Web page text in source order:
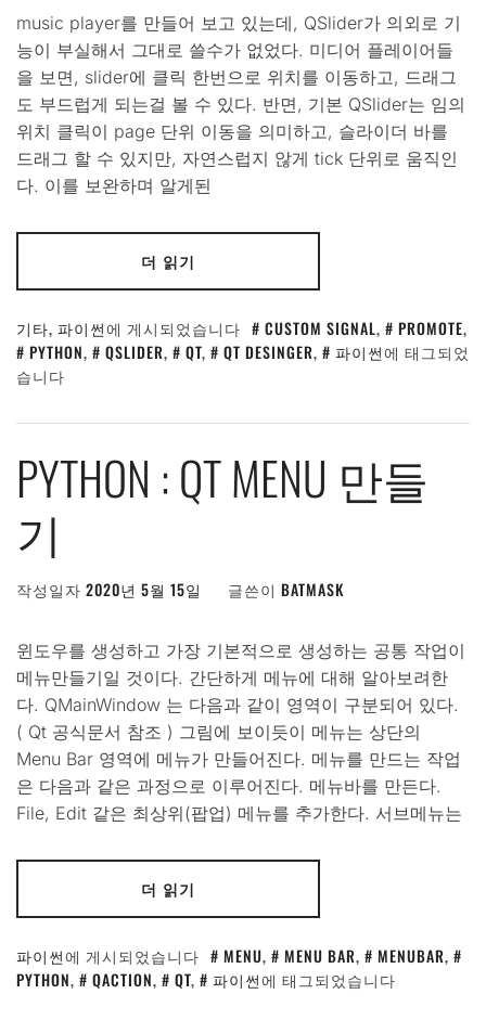
music player를 만들어 보고 있는데, QSlider가 의외로 기
능이 부실해서 그대로 쓸수가 없었다. 미디어 플레이어들
을 보면, slider에 클릭 한번으로 위치를 이동하고, 드래그
도 부드럽게 되는걸 볼 수 있다. 반면, 기본 QSlider는 임의
위치 클릭이 page 단위 이동을 의미하고, 슬라이더 바를
드래그 할 수 있지만, 자연스럽지 않게 tick 단위로 움직인
다. 이를 보완하며 알게된
더 읽기
기타, 파이썬에 게시되었습니다 CUSTOM SIGNAL, PROMOTE,
PYTHON, QSLIDER, QT, QT DESINGER, 파이썬에 태그되었
습니다
PYTHON : QT MENU 만들
기
작성일자 2020년 5월 15일 글쓴이 BATMASK
윈도우를 생성하고 가장 기본적으로 생성하는 공통 작업이
메뉴만들기일 것이다. 간단하게 메뉴에 대해 알아보려한
다. QMainWindow 는 다음과 같이 영역이 구분되어 있다.
( Qt 공식문서 참조 ) 그림에 보이듯이 메뉴는 상단의
Menu Bar 영역에 메뉴가 만들어진다. 메뉴를 만드는 작업
은 다음과 같은 과정으로 이루어진다. 메뉴바를 만든다.
File, Edit 같은 최상위(팝업) 메뉴를 추가한다. 서브메뉴는
더 읽기
파이썬에 게시되었습니다 MENU, MENU BAR, MENUBAR,
PYTHON, QACTION, QT, 파이썬에 태그되었습니다